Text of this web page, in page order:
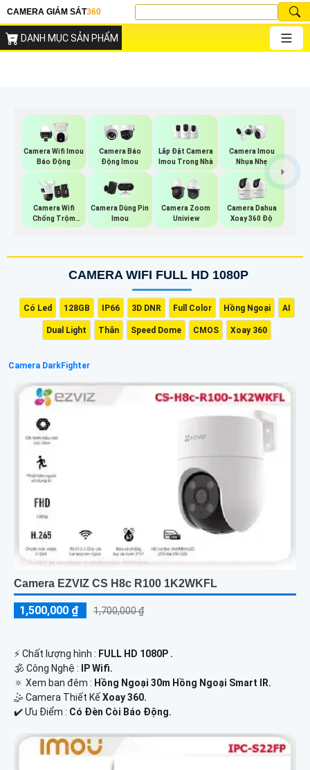
CAMERA GIÁM SÁT360
DANH MỤC SẢN PHẨM
Camera Wifi Imou
Báo Động
Camera Báo
Động Imou
Lắp Đặt Camera
Imou Trong Nhà
Camera Imou
Nhụa Nhẹ
Camera Wifi
Chống Trộm
Imou
Camera Dùng Pin
Imou
Camera Zoom
Uniview
Camera Dahua
Xoay 360 Độ
CAMERA WIFI FULL HD 1080P
Có Led 128GB IP66 3D DNR Full Color Hồng Ngoại AI
Dual Light Thân Speed Dome CMOS Xoay 360
Camera DarkFighter
Camera EZVIZ CS H8c R100 1K2WKFL
1,500,000 ₫ 1,700,000 ₫
️⚡ Chất lượng hình : FULL HD 1080P .
🕉️ Công Nghệ :
IP Wifi.
🔅 Xem ban đêm : Hồng Ngoại 30m Hồng Ngoại Smart IR.
🤹 Camera Thiết Kế Xoay 360.
️✔️ Ưu Điểm : Có Đèn Còi Báo Động.